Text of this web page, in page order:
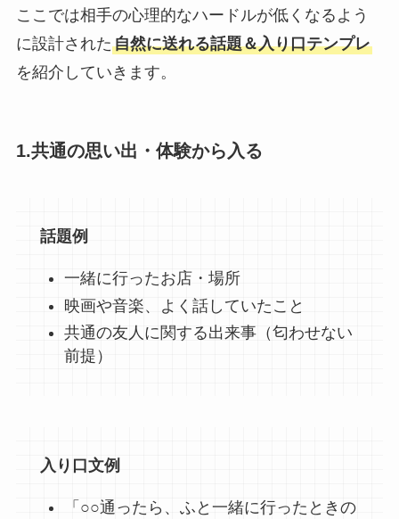
ここでは相手の心理的なハードルが低くなるよう
に設計された自然に送れる話題＆入り口テンプレ
を紹介していきます。
1.共通の思い出・体験から入る
話題例
一緒に行ったお店・場所
映画や音楽、よく話していたこと
共通の友人に関する出来事（匂わせない
前提）
入り口文例
「○○通ったら、ふと一緒に行ったときの